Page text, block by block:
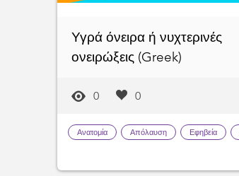
Υγρά όνειρα ή νυχτερινές
ονειρώξεις (Greek)
0 0
Ανατομία Απόλαυση Εφηβεία